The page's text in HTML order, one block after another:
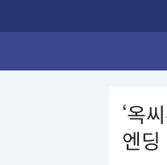
‘옥
엔딩